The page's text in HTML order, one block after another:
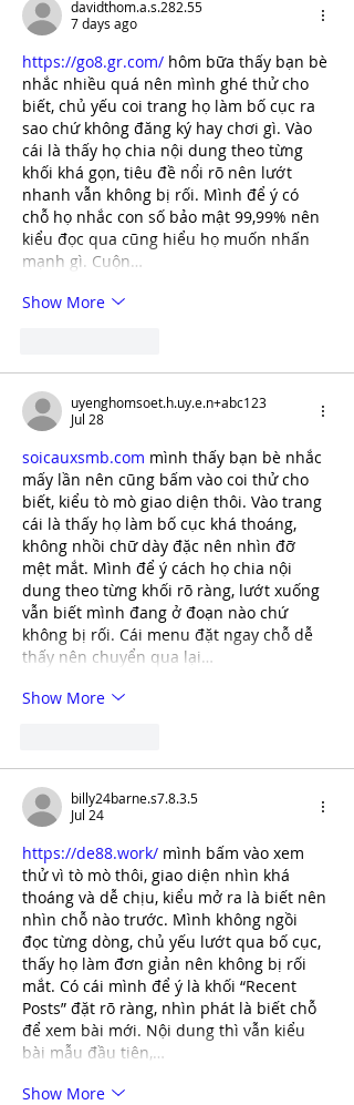
davidthom.a.s.282.55
7 days ago
https://go8.gr.com/ hôm bữa thấy bạn bè
nhắc nhiều quá nên mình ghé thử cho
biết, chủ yếu coi trang họ làm bố cục ra
sao chứ không đăng ký hay chơi gì. Vào
cái là thấy họ chia nội dung theo từng
khối khá gọn, tiêu đề nổi rõ nên lướt
nhanh vẫn không bị rối. Mình để ý có
chỗ họ nhắc con số bảo mật 99,99% nên
kiểu đọc qua cũng hiểu họ muốn nhấn
mạnh gì. Cuộn…
Show More
uyenghomsoet.h.uy.e.n+abc123
Jul 28
soicauxsmb.com mình thấy bạn bè nhắc
mấy lần nên cũng bấm vào coi thử cho
biết, kiểu tò mò giao diện thôi. Vào trang
cái là thấy họ làm bố cục khá thoáng,
không nhồi chữ dày đặc nên nhìn đỡ
mệt mắt. Mình để ý cách họ chia nội
dung theo từng khối rõ ràng, lướt xuống
vẫn biết mình đang ở đoạn nào chứ
không bị rối. Cái menu đặt ngay chỗ dễ
thấy nên chuyển qua lại…
Show More
billy24barne.s7.8.3.5
Jul 24
https://de88.work/ mình bấm vào xem
thử vì tò mò thôi, giao diện nhìn khá
thoáng và dễ chịu, kiểu mở ra là biết nên
nhìn chỗ nào trước. Mình không ngồi
đọc từng dòng, chủ yếu lướt qua bố cục,
thấy họ làm đơn giản nên không bị rối
mắt. Có cái mình để ý là khối “Recent
Posts” đặt rõ ràng, nhìn phát là biết chỗ
để xem bài mới. Nội dung thì vẫn kiểu
bài mẫu đầu tiên,…
Show More